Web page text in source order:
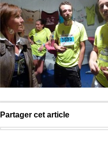
Partager cet article